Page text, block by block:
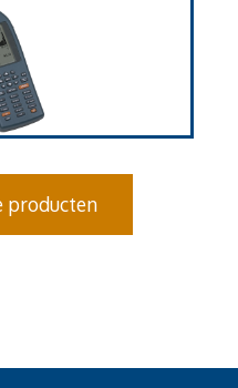
producten